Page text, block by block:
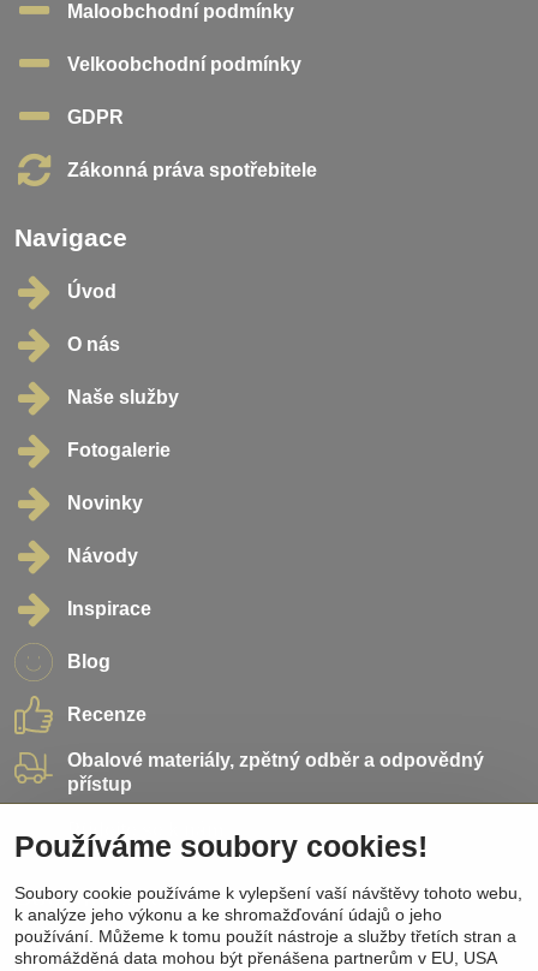
Maloobchodní podmínky
Velkoobchodní podmínky
GDPR
Zákonná práva spotřebitele
Navigace
Úvod
O nás
Naše služby
Fotogalerie
Novinky
Návody
Inspirace
Blog
Recenze
Obalové materiály, zpětný odběr a odpovědný
přístup
Přidejte se k nám
Sociální sítě
Facebook
Používáme soubory cookies!
Soubory cookie používáme k vylepšení vaší návštěvy tohoto webu,
k analýze jeho výkonu a ke shromažďování údajů o jeho
používání. Můžeme k tomu použít nástroje a služby třetích stran a
shromážděná data mohou být přenášena partnerům v EU, USA